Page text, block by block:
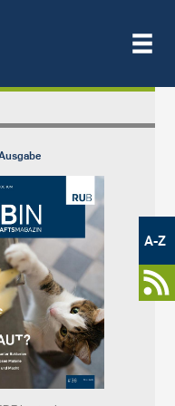
Metamenü
-
Newsportal
A-Z